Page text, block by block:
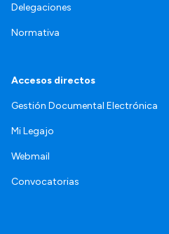
Delegaciones
Normativa
Accesos directos
Gestión Documental Electrónica
Mi Legajo
Webmail
Convocatorias